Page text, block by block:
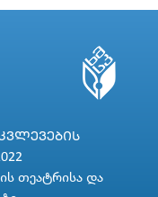
თეატრისა და